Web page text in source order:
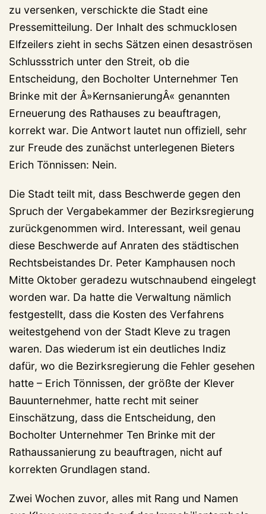
zu versenken, verschickte die Stadt eine
Pressemitteilung. Der Inhalt des schmucklosen
Elfzeilers zieht in sechs Sätzen einen desaströsen
Schlussstrich unter den Streit, ob die
Entscheidung, den Bocholter Unternehmer Ten
Brinke mit der Â»KernsanierungÂ« genannten
Erneuerung des Rathauses zu beauftragen,
korrekt war. Die Antwort lautet nun offiziell, sehr
zur Freude des zunächst unterlegenen Bieters
Erich Tönnissen: Nein.
Die Stadt teilt mit, dass Beschwerde gegen den
Spruch der Vergabekammer der Bezirksregierung
zurückgenommen wird. Interessant, weil genau
diese Beschwerde auf Anraten des städtischen
Rechtsbeistandes Dr. Peter Kamphausen noch
Mitte Oktober geradezu wutschnaubend eingelegt
worden war. Da hatte die Verwaltung nämlich
festgestellt, dass die Kosten des Verfahrens
weitestgehend von der Stadt Kleve zu tragen
waren. Das wiederum ist ein deutliches Indiz
dafür, wo die Bezirksregierung die Fehler gesehen
hatte – Erich Tönnissen, der größte der Klever
Bauunternehmer, hatte recht mit seiner
Einschätzung, dass die Entscheidung, den
Bocholter Unternehmer Ten Brinke mit der
Rathaussanierung zu beauftragen, nicht auf
korrekten Grundlagen stand.
Zwei Wochen zuvor, alles mit Rang und Namen